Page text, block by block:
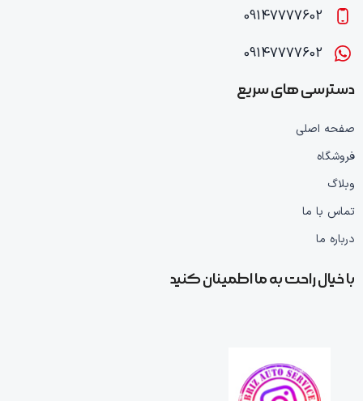
09147777602
09147777602
دسترسی های سریع
صفحه اصلی
فروشگاه
وبلاگ
تماس با ما
درباره ما
با خیال راحت به ما اطمینان کنید